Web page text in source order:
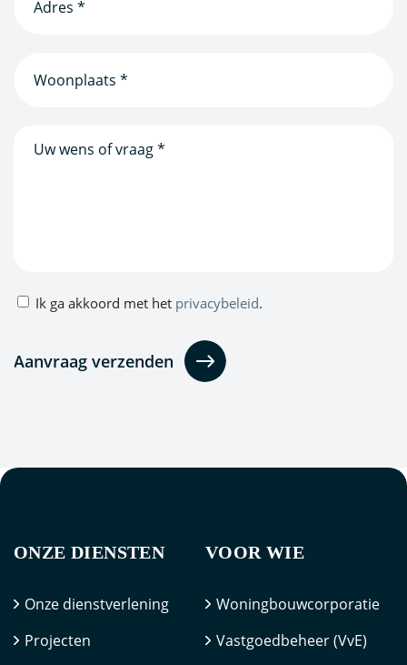
(Vereist)
Privacybeleid
Ik ga akkoord met het privacybeleid.
ONZE DIENSTEN
Onze dienstverlening
Projecten
VOOR WIE
Woningbouwcorporatie
Vastgoedbeheer (VvE)